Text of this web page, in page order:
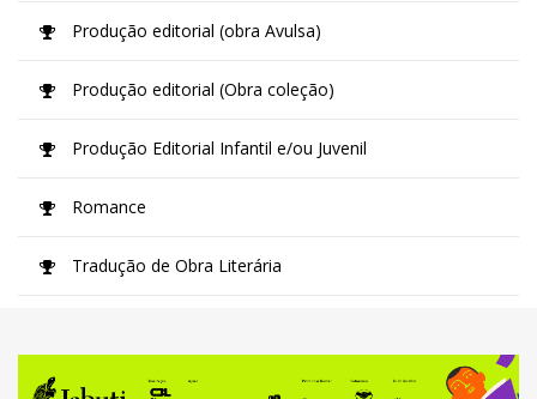
Produção editorial (obra Avulsa)
Produção editorial (Obra coleção)
Produção Editorial Infantil e/ou Juvenil
Romance
Tradução de Obra Literária